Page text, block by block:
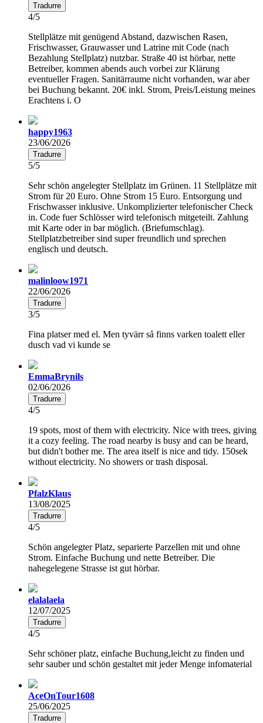
Tradurre
4/5
Stellplätze mit genügend Abstand, dazwischen Rasen,
Frischwasser, Grauwasser und Latrine mit Code (nach
Bezahlung Stellplatz) nutzbar. Straße 40 ist hörbar, nette
Betreiber, kommen abends auch vorbei zur Klärung
eventueller Fragen. Sanitärraume nicht vorhanden, war aber
bei Buchung bekannt. 20€ inkl. Strom, Preis/Leistung meines
Erachtens i. O
happy1963
23/06/2026
Tradurre
5/5
Sehr schön angelegter Stellplatz im Grünen. 11 Stellplätze mit
Strom für 20 Euro. Ohne Strom 15 Euro. Entsorgung und
Frischwasser inklusive. Unkomplizierter telefonischer Check
in. Code fuer Schlösser wird telefonisch mitgeteilt. Zahlung
mit Karte oder in bar möglich. (Briefumschlag).
Stellplatzbetreiber sind super freundlich und sprechen
englisch und deutsch.
malinloow1971
22/06/2026
Tradurre
3/5
Fina platser med el. Men tyvärr så finns varken toalett eller
dusch vad vi kunde se
EmmaBrynils
02/06/2026
Tradurre
4/5
19 spots, most of them with electricity. Nice with trees, giving
it a cozy feeling. The road nearby is busy and can be heard,
but didn't bother me. The area itself is nice and tidy. 150sek
without electricity. No showers or trash disposal.
PfalzKlaus
13/08/2025
Tradurre
4/5
Schön angelegter Platz, separierte Parzellen mit und ohne
Strom. Einfache Buchung und nette Betreiber. Die
nahegelegene Strasse ist gut hörbar.
elalalaela
12/07/2025
Tradurre
4/5
Sehr schöner platz, einfache Buchung,leicht zu finden und
sehr sauber und schön gestaltet mit jeder Menge infomaterial
AceOnTour1608
25/06/2025
Tradurre